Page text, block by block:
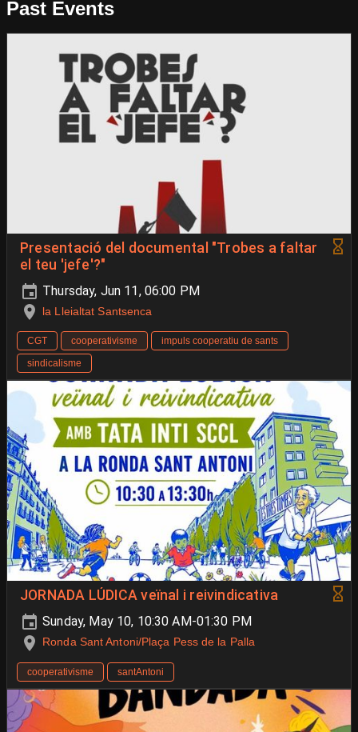
Past Events
Presentació del documental "Trobes a faltar
el teu 'jefe'?"
Thursday, Jun 11, 06:00 PM
la Lleialtat Santsenca
CGT cooperativisme
impuls cooperatiu de sants
sindicalisme
JORNADA LÚDICA veïnal i reivindicativa
Sunday, May 10, 10:30 AM-01:30 PM
Ronda Sant Antoni/Plaça Pess de la Palla
cooperativisme santAntoni